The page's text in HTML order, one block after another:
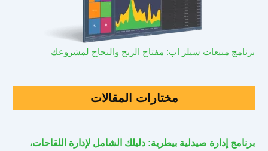
برنامج مبيعات سيلز اب: مفتاح الربح والنجاح لمشروعك
مختارات المقالات
برنامج إدارة صيدلية بيطرية: دليلك الشامل لإدارة اللقاحات،